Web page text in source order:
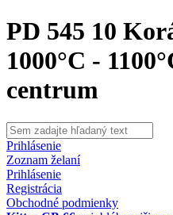
PD 545 10
1000°C -
centrum
Prihlásenie
Zoznam želaní
Prihlásenie
Registrácia
Obchodné podmienky